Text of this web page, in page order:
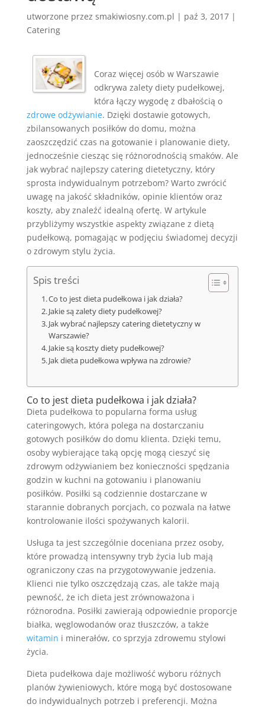
utworzone przez smakiwiosny.com.pl | paź 3, 2017|
Catering
Coraz więcej osób w Warszawie
odkrywa zalety diety pudełkowej,
która łączy wygodę z dbałością o
zdrowe odżywianie. Dzięki dostawie gotowych,
zbilansowanych posiłków do domu, można
zaoszczędzić czas na gotowanie i planowanie diety,
jednocześnie ciesząc się różnorodnością smaków. Ale
jak wybrać najlepszy catering dietetyczny, który
sprosta indywidualnym potrzebom? Warto zwrócić
uwagę na jakość składników, opinie klientów oraz
koszty, aby znaleźć idealną ofertę. W artykule
przybliżymy wszystkie aspekty związane z dietą
pudełkową, pomagając w podjęciu świadomej decyzji
o zdrowym stylu życia.
Spis treści
Co to jest dieta pudełkowa i jak działa?
Jakie są zalety diety pudełkowej?
Jak wybrać najlepszy catering dietetyczny w
Warszawie?
Jakie są koszty diety pudełkowej?
Jak dieta pudełkowa wpływa na zdrowie?
Co to jest dieta pudełkowa i jak działa?
Dieta pudełkowa to popularna forma usług
cateringowych, która polega na dostarczaniu
gotowych posiłków do domu klienta. Dzięki temu,
osoby wybierające taką opcję mogą cieszyć się
zdrowym odżywianiem bez konieczności spędzania
godzin w kuchni na gotowaniu i planowaniu
posiłków. Posiłki są codziennie dostarczane w
starannie dobranych porcjach, co pozwala na łatwe
kontrolowanie ilości spożywanych kalorii.
Usługa ta jest szczególnie doceniana przez osoby,
które prowadzą intensywny tryb życia lub mają
ograniczony czas na przygotowywanie jedzenia.
Klienci nie tylko oszczędzają czas, ale także mają
pewność, że ich dieta jest zrównoważona i
różnorodna. Posiłki zawierają odpowiednie proporcje
białka, węglowodanów oraz tłuszczów, a także
witamin i minerałów, co sprzyja zdrowemu stylowi
życia.
Dieta pudełkowa daje możliwość wyboru różnych
planów żywieniowych, które mogą być dostosowane
do indywidualnych potrzeb i preferencji. Można